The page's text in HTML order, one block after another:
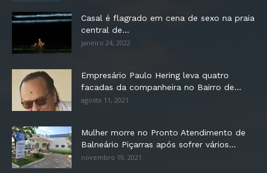
Casal é flagrado em cena de sexo na praia
central de...
janeiro 24, 2022
Empresário Paulo Hering leva quatro
facadas da companheira no Bairro de...
agosto 11, 2021
Mulher morre no Pronto Atendimento de
Balneário Piçarras após sofrer vários...
novembro 19, 2021